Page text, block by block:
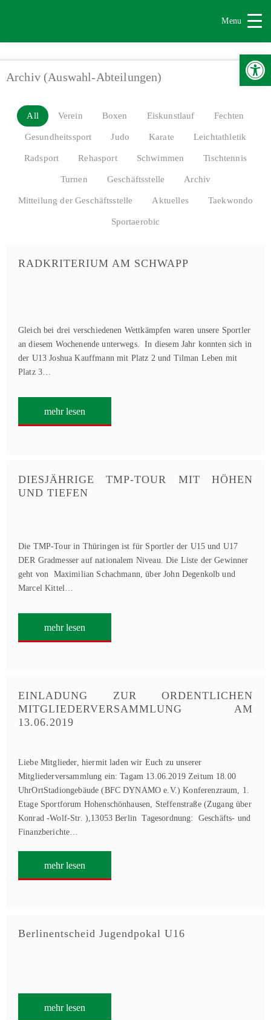
Menu
Archiv (Auswahl-Abteilungen)
All Verein Boxen Eiskunstlauf Fechten
Gesundheitssport Judo Karate Leichtathletik
Radsport Rehasport Schwimmen Tischtennis
Turnen Geschäftsstelle Archiv
Mitteilung der Geschäftsstelle Aktuelles Taekwondo
Sportaerobic
RADKRITERIUM AM SCHWAPP
Gleich bei drei verschiedenen Wettkämpfen waren unsere Sportler
an diesem Wochenende unterwegs. In diesem Jahr konnten sich in
der U13 Joshua Kauffmann mit Platz 2 und Tilman Leben mit
Platz 3…
mehr lesen
DIESJÄHRIGE TMP-TOUR MIT HÖHEN
UND TIEFEN
Die TMP-Tour in Thüringen ist für Sportler der U15 und U17
DER Gradmesser auf nationalem Niveau. Die Liste der Gewinner
geht von Maximilian Schachmann, über John Degenkolb und
Marcel Kittel…
mehr lesen
EINLADUNG ZUR ORDENTLICHEN
MITGLIEDERVERSAMMLUNG AM
13.06.2019
Liebe Mitglieder, hiermit laden wir Euch zu unserer
Mitgliederversammlung ein: Tagam 13.06.2019 Zeitum 18.00
UhrOrtStadiongebäude (BFC DYNAMO e.V.) Konferenzraum, 1.
Etage Sportforum Hohenschönhausen, Steffenstraße (Zugang über
Konrad -Wolf-Str. ),13053 Berlin Tagesordnung: Geschäfts- und
Finanzberichte…
mehr lesen
Berlinentscheid Jugendpokal U16
mehr lesen